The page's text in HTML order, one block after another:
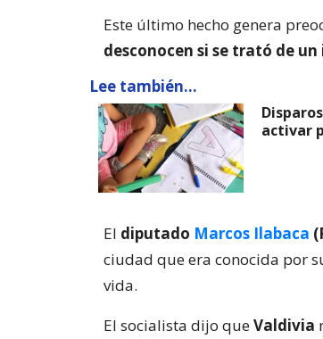
Este último hecho genera
desconocen si se trató de
Lee también...
activar
El diputado Marcos Ilabaca
ciudad que era conocida por
vida.
El socialista dijo queValdivia